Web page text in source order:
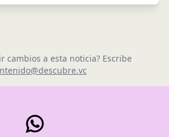
cambios a esta noticia? Escribe